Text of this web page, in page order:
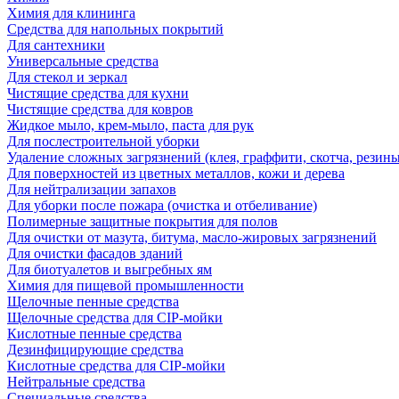
Химия для клининга
Средства для напольных покрытий
Для сантехники
Универсальные средства
Для стекол и зеркал
Чистящие средства для кухни
Чистящие средства для ковров
Жидкое мыло, крем-мыло, паста для рук
Для послестроительной уборки
Удаление сложных загрязнений (клея, граффити, скотча,
Для поверхностей из цветных металлов, кожи и дерева
Для нейтрализации запахов
Для уборки после пожара (очистка и отбеливание)
Полимерные защитные покрытия для полов
Для очистки от мазута, битума, масло-жировых загрязнений
Для очистки фасадов зданий
Для биотуалетов и выгребных ям
Химия для пищевой промышленности
Щелочные пенные средства
Щелочные средства для CIP-мойки
Кислотные пенные средства
Дезинфицирующие средства
Кислотные средства для CIP-мойки
Нейтральные средства